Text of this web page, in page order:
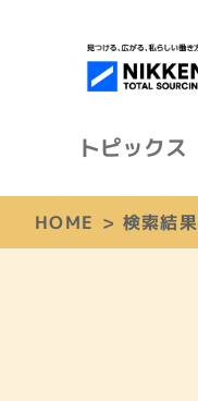
トピックス
HOME > 検索結果